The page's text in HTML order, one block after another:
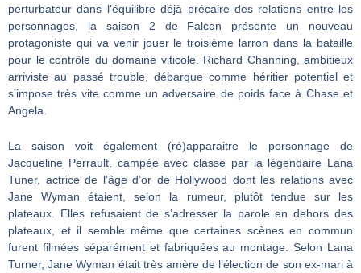
perturbateur dans l’équilibre déjà précaire des relations entre les
personnages, la saison 2 de Falcon présente un nouveau
protagoniste qui va venir jouer le troisième larron dans la bataille
pour le contrôle du domaine viticole. Richard Channing, ambitieux
arriviste au passé trouble, débarque comme héritier potentiel et
s’impose très vite comme un adversaire de poids face à Chase et
Angela.
La saison voit également (ré)apparaitre le personnage de
Jacqueline Perrault, campée avec classe par la légendaire Lana
Tuner, actrice de l’âge d’or de Hollywood dont les relations avec
Jane Wyman étaient, selon la rumeur, plutôt tendue sur les
plateaux. Elles refusaient de s’adresser la parole en dehors des
plateaux, et il semble même que certaines scènes en commun
furent filmées séparément et fabriquées au montage. Selon Lana
Turner, Jane Wyman était très amère de l’élection de son ex-mari à